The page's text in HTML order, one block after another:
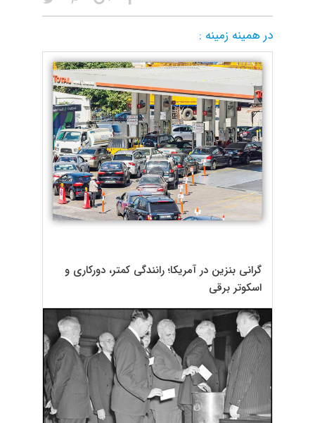
در همینه زمینه :
گرانی بنزین در آمریکا؛ رانندگی کمتر، دورکاری و
اسکوتر برقی